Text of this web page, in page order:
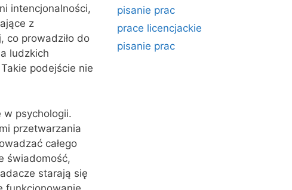
intencjonalności,
z
co prowadziło do
ludzkich
podejście nie
psychologii.
przetwarzania
całego
świadomość,
starają się
pisanie prac
prace licencjackie
pisanie prac